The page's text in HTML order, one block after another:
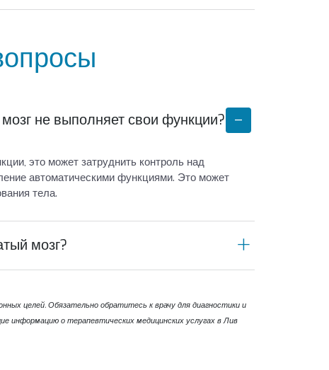
не выполняет свои функции?
это может затруднить контроль над
автоматическими функциями. Это может
тела.
мозг?
функций внутренних органов и
некоторые из основных функций
артериального давления, регулировку
целей. Обязательно обратитесь к врачу для диагностики и
информацию о терапевтических медицинских услугах в Лив